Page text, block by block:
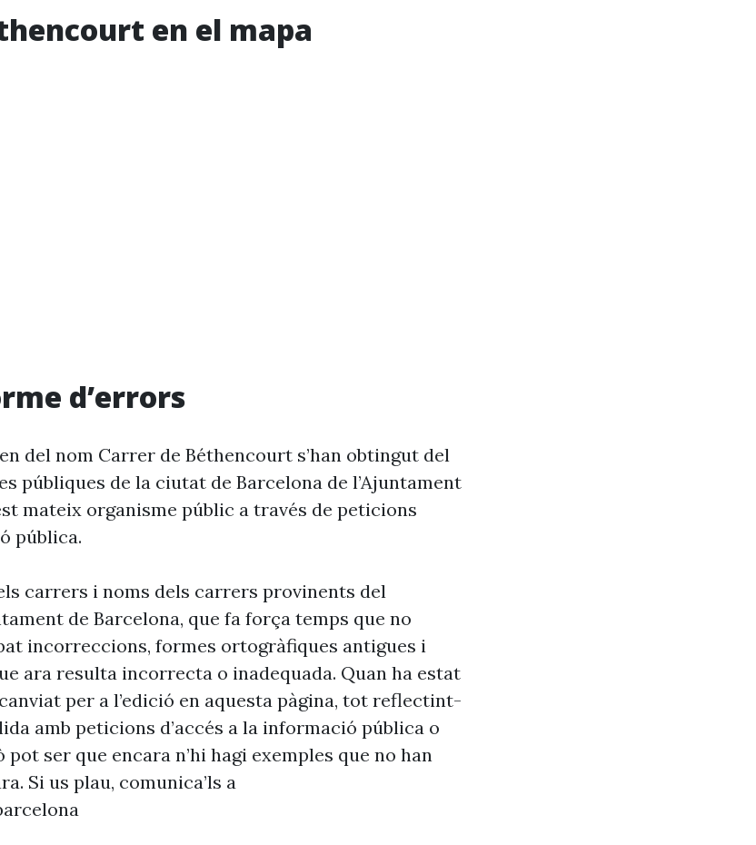
en el mapa
d’errors
del nom Carrer de Béthencourt s’han obtingut del
públiques de la ciutat de Barcelona de l’Ajuntament
mateix organisme públic a través de peticions
pública.
carrers i noms dels carrers provinents del
de Barcelona, que fa força temps que no
incorreccions, formes ortogràfiques antigues i
ara resulta incorrecta o inadequada. Quan ha estat
per a l’edició en aquesta pàgina, tot reflectint-
amb peticions d’accés a la informació pública o
pot ser que encara n’hi hagi exemples que no han
Si us plau, comunica’ls a